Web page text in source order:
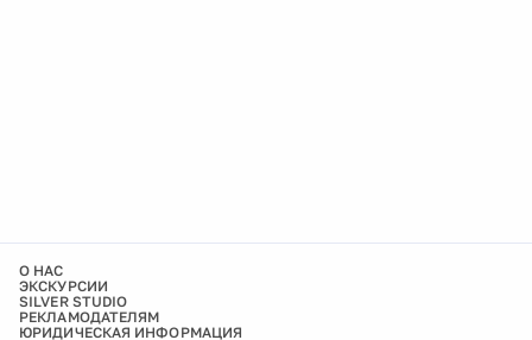
О НАС
ЭКСКУРСИИ
SILVER STUDIO
РЕКЛАМОДАТЕЛЯМ
ЮРИДИЧЕСКАЯ ИНФОРМАЦИЯ